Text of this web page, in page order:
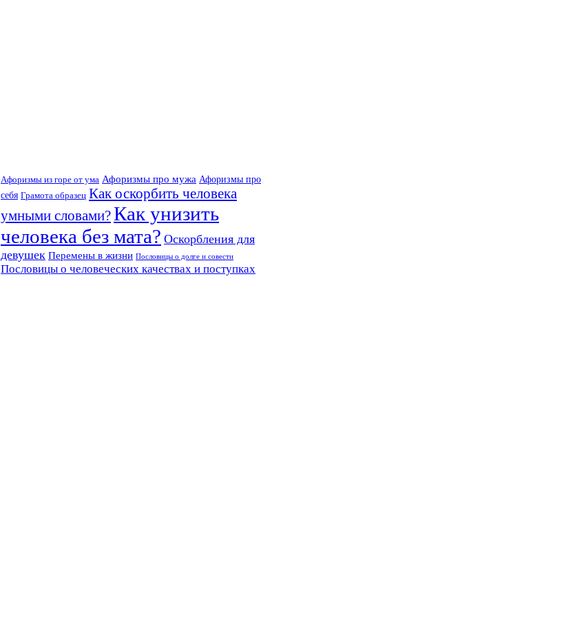
Афоризмы из горе от ума Афоризмы про мужа Афоризмы про
себя Грамота образец Как оскорбить человека
умными словами?Как унизить
человека без мата? Оскорбления для
девушек Перемены в жизни Пословицы о долге и совести
Пословицы о человеческих качествах и поступках